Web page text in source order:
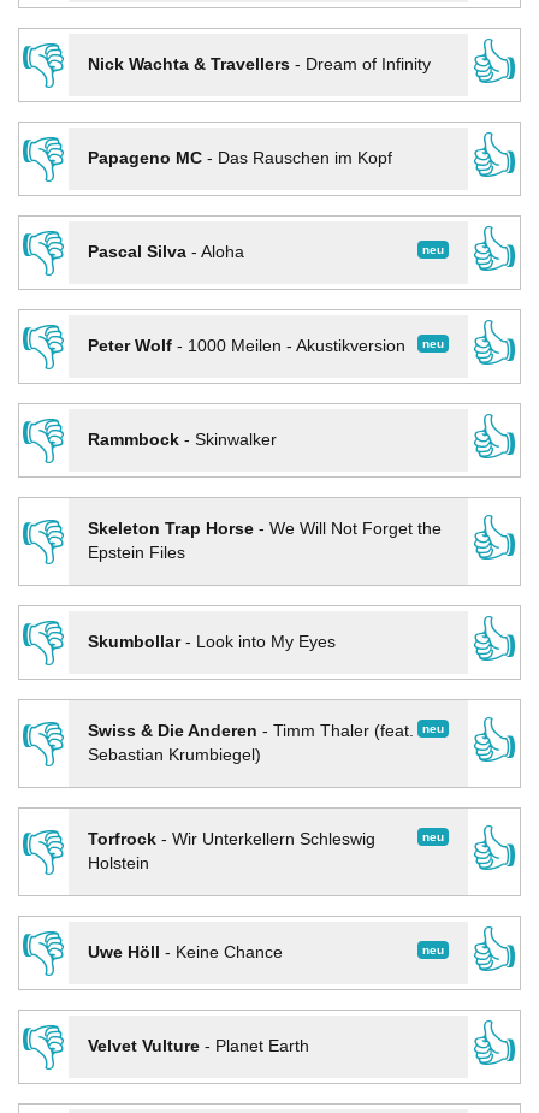
👎
Nick Wachta & Travellers- Dream of Infinity
👍
👎
Papageno MC- Das Rauschen im Kopf
👍
👎
neu
Pascal Silva- Aloha
👍
👎
neu
Peter Wolf- 1000 Meilen - Akustikversion
👍
👎
Rammbock- Skinwalker
👍
👎
Skeleton Trap Horse- We Will Not Forget the
Epstein Files
👍
👎
Skumbollar- Look into My Eyes
👍
👎
neu
Swiss & Die Anderen - Timm Thaler (feat.
Sebastian Krumbiegel)
👍
👎 neu
Torfrock- Wir Unterkellern Schleswig
Holstein
👍
👎
neu
Uwe Höll - Keine Chance
👍
👎
Velvet Vulture- Planet Earth
👍